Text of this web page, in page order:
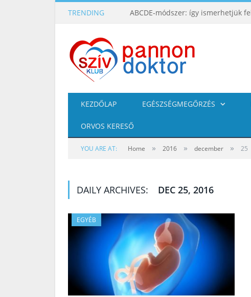
TRENDING
KEZDŐLAP EGÉSZSÉGMEGŐRZÉS
ORVOS KERESŐ
YOU ARE AT: Home » 2016 » december » 25
DAILY ARCHIVES: DEC 25, 2016
EGYÉB